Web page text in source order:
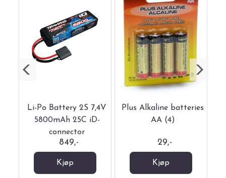
Li-Po Battery 2S 7,4V
5800mAh 25C iD-
connector
849,-
Kjøp
Plus Alkaline batteries
AA (4)
29,-
Kjøp